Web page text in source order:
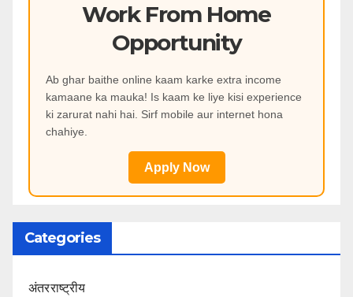
Work From Home
Opportunity
Ab ghar baithe online kaam karke extra income
kamaane ka mauka! Is kaam ke liye kisi experience
ki zarurat nahi hai. Sirf mobile aur internet hona
chahiye.
Apply Now
Categories
अंतरराष्ट्रीय